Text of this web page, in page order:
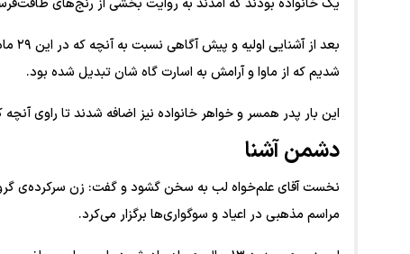
یک خانواده بودند که آمدند به روایت بخشی از رنج‌های طاقت‌فرسای ۲۹ ماهه‌ی یک گروگانگیری
شدیم که از ماوا و آرامش به اسارت گاه شان تبدیل شده بود.
این بار پدر همسر و خواهر خانواده نیز اضافه شدند تا راوی
دشمن آشنا
نخست آقای علم‌خواه لب به سخن گشود و گفت: زن سرکرده‌ی
مراسم مذهبی در اعیاد و سوگواری‌ها برگزار می‌کرد.